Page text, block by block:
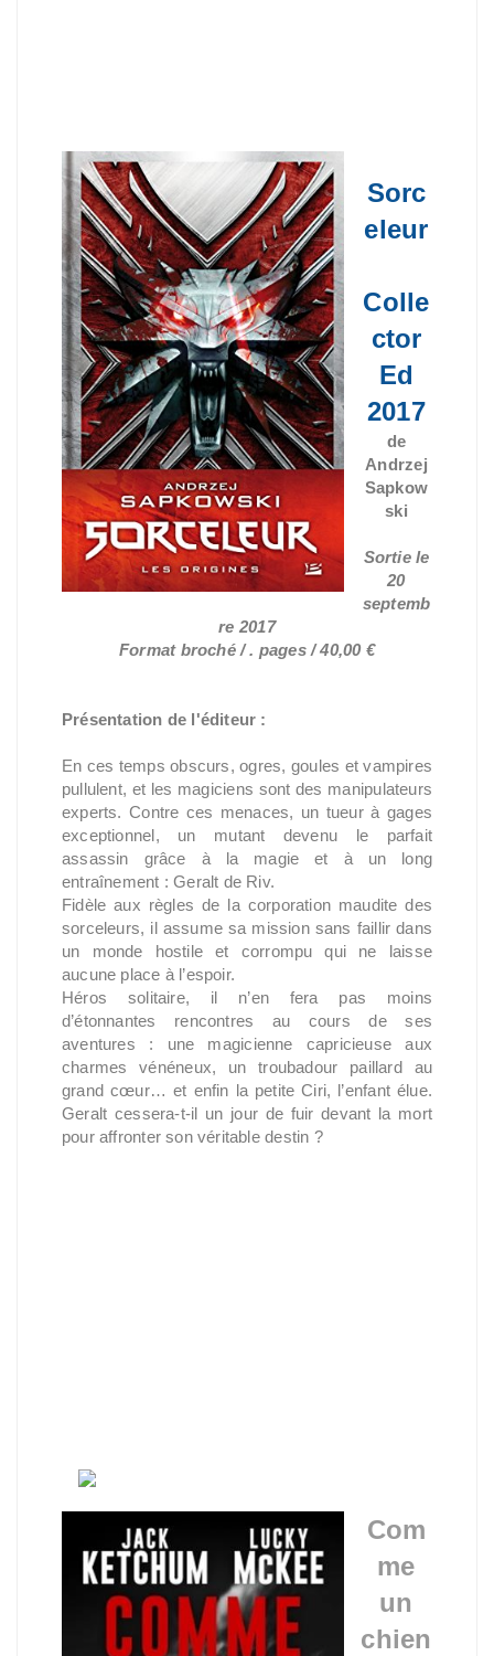
Sorc
eleur
Colle
ctor
Ed
2017
de
Andrzej
Sapkow
ski
Sortie le
20
septemb
re 2017
Format broché / . pages / 40,00 €
Présentation de l'éditeur :
En ces temps obscurs, ogres, goules et vampires
pullulent, et les magiciens sont des manipulateurs
experts. Contre ces menaces, un tueur à gages
exceptionnel, un mutant devenu le parfait
assassin grâce à la magie et à un long
entraînement : Geralt de Riv.
Fidèle aux règles de la corporation maudite des
sorceleurs, il assume sa mission sans faillir dans
un monde hostile et corrompu qui ne laisse
aucune place à l’espoir.
Héros solitaire, il n’en fera pas moins
d’étonnantes rencontres au cours de ses
aventures : une magicienne capricieuse aux
charmes vénéneux, un troubadour paillard au
grand cœur… et enfin la petite Ciri, l’enfant élue.
Geralt cessera-t-il un jour de fuir devant la mort
pour affronter son véritable destin ?
Com
me
un
chien